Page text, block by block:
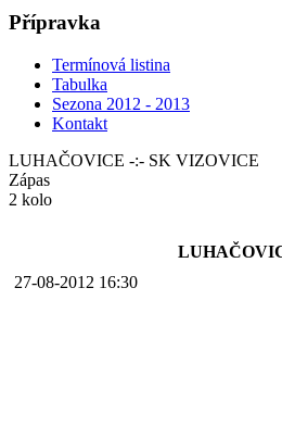
Přípravka
Termínová listina
Tabulka
Sezona 2012 - 2013
Kontakt
LUHAČOVICE -:- SK VIZOVICE
Zápas
2 kolo
27-08-2012 16:30